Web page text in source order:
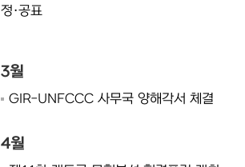
정·공표
3월
GIR-UNFCCC 사무국 양해각서 체결
4월